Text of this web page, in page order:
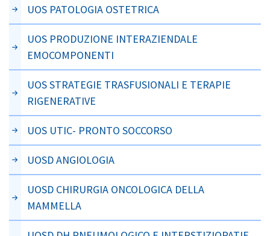
UOS PATOLOGIA OSTETRICA
UOS PRODUZIONE INTERAZIENDALE
EMOCOMPONENTI
UOS STRATEGIE TRASFUSIONALI E TERAPIE
RIGENERATIVE
UOS UTIC- PRONTO SOCCORSO
UOSD ANGIOLOGIA
UOSD CHIRURGIA ONCOLOGICA DELLA
MAMMELLA